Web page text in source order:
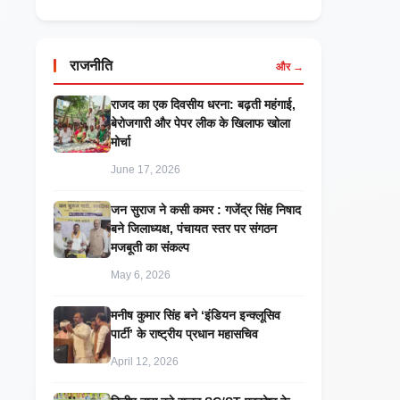
राजनीति और →
राजद का एक दिवसीय धरना: बढ़ती महंगाई,
बेरोजगारी और पेपर लीक के खिलाफ खोला
मोर्चा
June 17, 2026
जन सुराज ने कसी कमर : गजेंद्र सिंह निषाद
बने जिलाध्यक्ष, पंचायत स्तर पर संगठन
मजबूती का संकल्प
May 6, 2026
मनीष कुमार सिंह बने ‘इंडियन इन्क्लूसिव
पार्टी’ के राष्ट्रीय प्रधान महासचिव
April 12, 2026